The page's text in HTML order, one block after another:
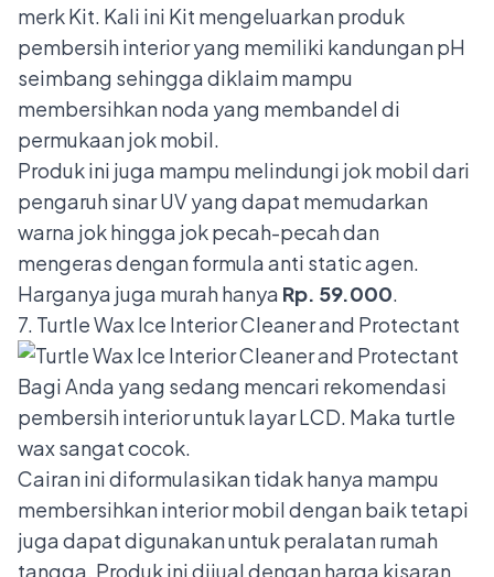
merk Kit. Kali ini Kit mengeluarkan produk
pembersih interior yang memiliki kandungan pH
seimbang sehingga diklaim mampu
membersihkan noda yang membandel di
permukaan jok mobil.
Produk ini juga mampu melindungi jok mobil dari
pengaruh sinar UV yang dapat memudarkan
warna jok hingga jok pecah-pecah dan
mengeras dengan formula anti static agen.
Harganya juga murah hanya Rp. 59.000.
7. Turtle Wax Ice Interior Cleaner and Protectant
Bagi Anda yang sedang mencari rekomendasi
pembersih interior untuk layar LCD. Maka turtle
wax sangat cocok.
Cairan ini diformulasikan tidak hanya mampu
membersihkan interior mobil dengan baik tetapi
juga dapat digunakan untuk peralatan rumah
tangga. Produk ini dijual dengan harga kisaran